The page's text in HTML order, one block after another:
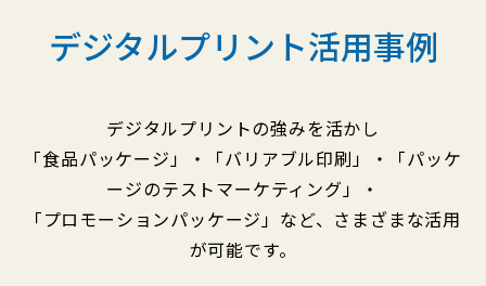
デジタルプリント活用事例
デジタルプリントの強みを活かし
「食品パッケージ」・「バリアブル印刷」・「パッケ
ージのテストマーケティング」・
「プロモーションパッケージ」など、さまざまな活用
が可能です。